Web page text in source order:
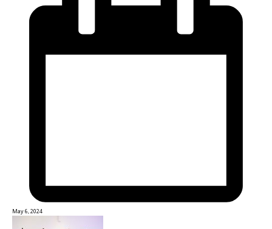
May 6, 2024